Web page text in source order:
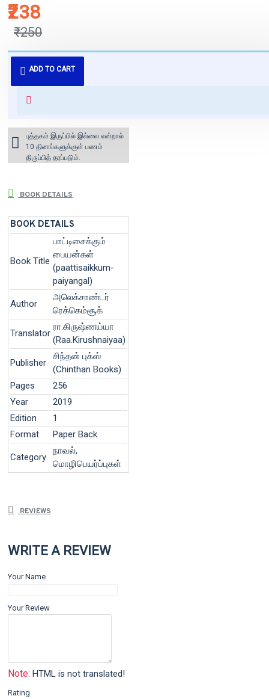
₹238
₹250
ADD TO CART
புத்தகம் 3 - 7 நாட்களில் அனுப்பி
வைக்கப்படும்.
for orders above ₹1000 within
புத்தகம் இருப்பில் இல்லை என்றால்
10 தினங்களுக்குள் பணம்
திருப்பித் தரப்படும்.
BOOK DETAILS
BOOK DETAILS
Book Title
பாட்டிசைக்கும்
பையன்கள்
(paattisaikkum-
paiyangal)
Author
அலெக்சாண்டர்
ரெக்கெம்சூக்
Translator
ரா.கிருஷ்ணய்யா
(Raa.Kirushnaiyaa)
Publisher
சிந்தன் புக்ஸ்
(Chinthan Books)
Pages
256
Year
2019
Edition
1
Format
Paper Back
Category
நாவல்,
மொழிபெயர்ப்புகள்
REVIEWS
WRITE A REVIEW
Your Name
Your Review
Note: HTML is not translated!
Rating